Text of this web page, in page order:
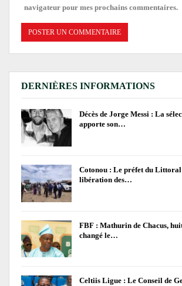
navigateur pour mes prochains commentaires.
DERNIÈRES INFORMATIONS
Décès de Jorge Messi : La
apporte son…
Cotonou : Le préfet du
libération des…
FBF : Mathurin de Chacus,
changé le…
Celtiis Ligue : Le Conseil de